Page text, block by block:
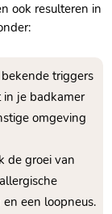
ook resulteren in
triggers
in je badkamer
omgeving
de groei van
een loopneus.